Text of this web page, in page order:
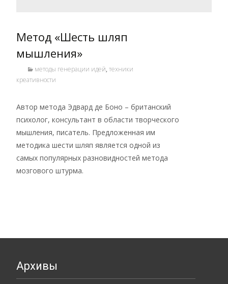
Метод «Шесть шляп
мышления»
методы генерации идей, техники
креативности
Автор метода Эдвард де Боно – британский
психолог, консультант в области творческого
мышления, писатель. Предложенная им
методика шести шляп является одной из
самых популярных разновидностей метода
мозгового штурма.
Архивы